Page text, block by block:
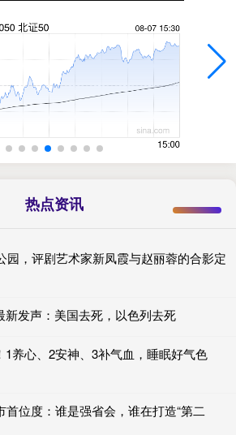
热点资讯
园，评剧艺术家新凤霞与赵丽蓉的合影定
新发声：美国去死，以色列去死
养心、2安神、3补气血，睡眠好气色
位度：谁是强省会，谁在打造“第二